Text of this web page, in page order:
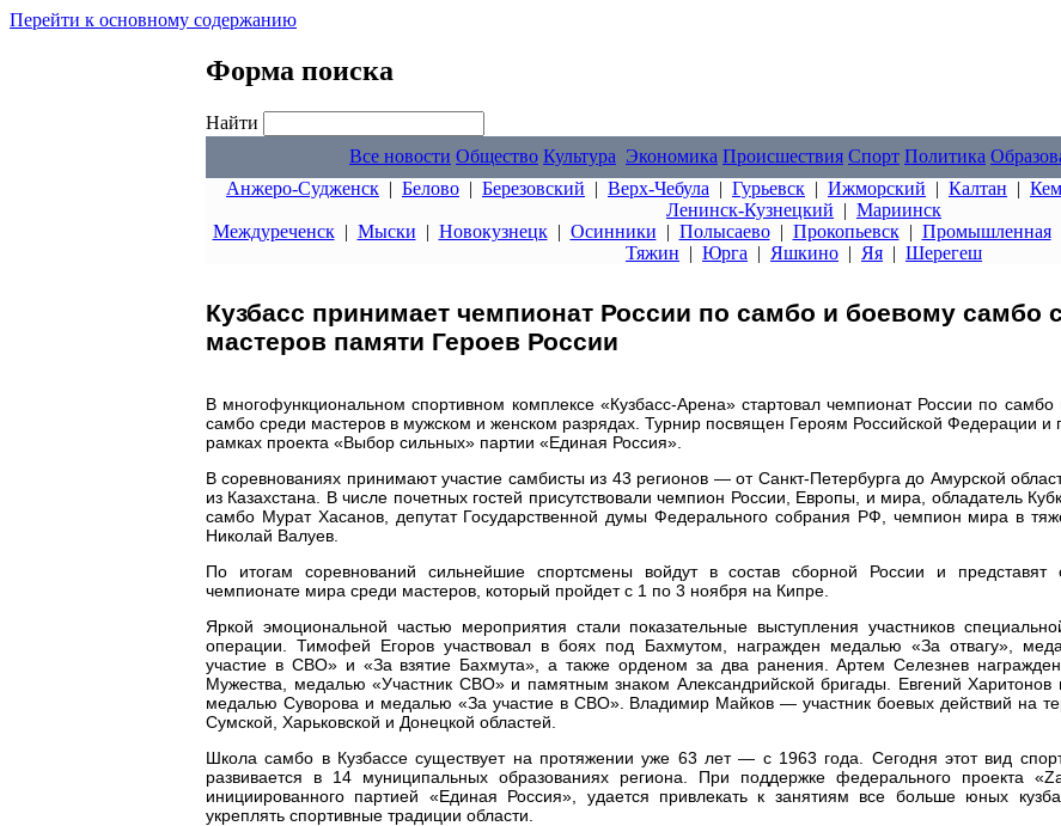
Перейти к основному содержанию
Форма поиска
Найти
Все новости Общество Культура Экономика Происшествия Спорт Политика
Анжеро-Судженск | Белово | Березовский | Верх-Чебула | Гурьевск | Ижморский | Калтан |
Ленинск-Кузнецкий | Мариинск
Междуреченск| Мыски | Новокузнецк| Осинники | Полысаево| Прокопьевск| Промышленная
Тяжин | Юрга | Яшкино | Яя | Шерегеш
Кузбасс принимает чемпионат России по самбо и боевому самбо
мастеров памяти Героев России
В многофункциональном спортивном комплексе «Кузбасс-Арена» стартовал чемпионат России по
самбо среди мастеров в мужском и женском разрядах. Турнир посвящен Героям Российской Федерации и
рамках проекта «Выбор сильных» партии «Единая Россия».
В соревнованиях принимают участие самбисты из 43 регионов — от Санкт-Петербурга до Амурской
из Казахстана. В числе почетных гостей присутствовали чемпион России, Европы, и мира, обладатель
самбо Мурат Хасанов, депутат Государственной думы Федерального собрания РФ, чемпион мира в
Николай Валуев.
По итогам соревнований сильнейшие спортсмены войдут в состав сборной России и представят
чемпионате мира среди мастеров, который пройдет с 1 по 3 ноября на Кипре.
Яркой эмоциональной частью мероприятия стали показательные выступления участников
операции. Тимофей Егоров участвовал в боях под Бахмутом, награжден медалью «За отвагу»,
участие в СВО» и «За взятие Бахмута», а также орденом за два ранения. Артем Селезнев
Мужества, медалью «Участник СВО» и памятным знаком Александрийской бригады. Евгений Харитонов
медалью Суворова и медалью «За участие в СВО». Владимир Майков — участник боевых действий на
Сумской, Харьковской и Донецкой областей.
Школа самбо в Кузбассе существует на протяжении уже 63 лет — с 1963 года. Сегодня этот вид
развивается в 14 муниципальных образованиях региона. При поддержке федерального проекта
инициированного партией «Единая Россия», удается привлекать к занятиям все больше юных
укреплять спортивные традиции области.